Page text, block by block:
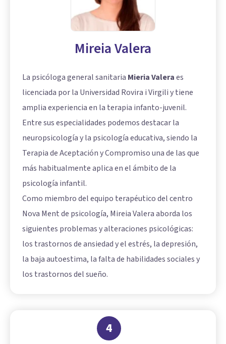
Mireia Valera
La psicóloga general sanitaria Mieria Valeraes
licenciada por la Universidad Rovira i Virgili y tiene
amplia experiencia en la terapia infanto-juvenil.
Entre sus especialidades podemos destacar la
neuropsicología y la psicología educativa, siendo la
Terapia de Aceptación y Compromisouna de las que
más habitualmente aplica en el ámbito de la
psicología infantil.
Como miembro del equipo terapéutico del centro
Nova Ment de psicología, Mireia Valera aborda los
siguientes problemas y alteraciones psicológicas:
los trastornos de ansiedad y el estrés, la depresión,
la baja autoestima, la falta de habilidades sociales y
los trastornos del sueño.
4